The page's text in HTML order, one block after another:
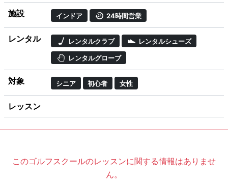
施設 インドア 24時間営業
レンタル レンタルクラブ レンタルシューズ
レンタルグローブ
対象 シニア 初心者 女性
レッスン
このゴルフスクールのレッスンに関する情報はありませ
ん。